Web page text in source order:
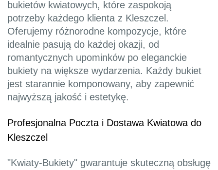
bukietów kwiatowych, które zaspokoją
potrzeby każdego klienta z Kleszczel.
Oferujemy różnorodne kompozycje, które
idealnie pasują do każdej okazji, od
romantycznych upominków po eleganckie
bukiety na większe wydarzenia. Każdy bukiet
jest starannie komponowany, aby zapewnić
najwyższą jakość i estetykę.
Profesjonalna Poczta i Dostawa Kwiatowa do
Kleszczel
"Kwiaty-Bukiety" gwarantuje skuteczną obsługę